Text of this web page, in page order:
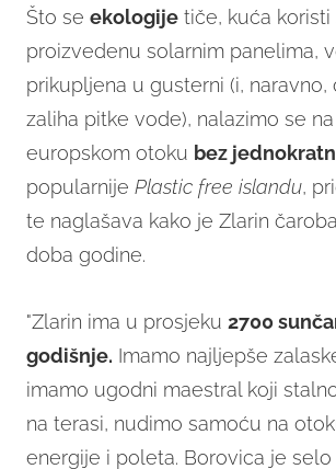
Što se ekologije tiče, kuća koristi
proizvedenu solarnim panelima,
prikupljena u gusterni (i, naravno,
zaliha pitke vode), nalazimo se
europskom otoku bez
popularnije Plastic free islandu,
te naglašava kako je Zlarin
doba godine.
"Zlarin ima u prosjeku 2700
godišnje. Imamo najljepše
imamo ugodni maestral koji
na terasi, nudimo samoću na
energije i poleta. Borovica je